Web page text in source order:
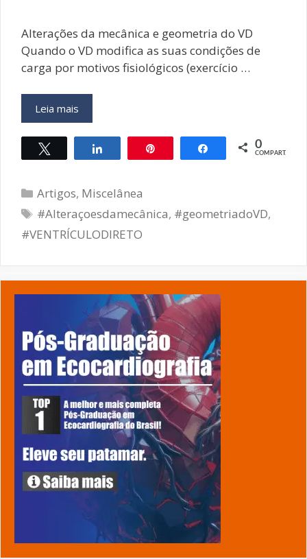
Alterações da mecânica e geometria do VD
Quando o VD modifica as suas condições de
carga por motivos fisiológicos (exercício …
Leia mais
DIREITO:
COMO
AVALIAR
3
Compartilhar Compartilhar
0
COMPART.
Categorias
Artigos, Miscelânea
Tags
#Alteraçoesdamecânica, #geometriadoVD,
#VENTRÍCULODIRETO